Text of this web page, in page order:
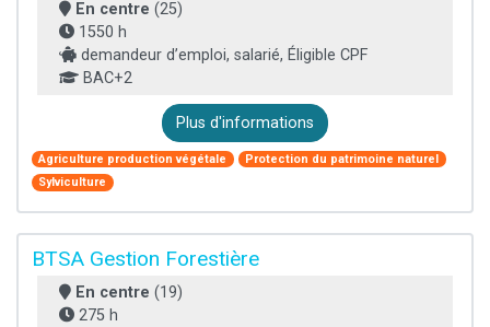
En centre (25)
1550 h
demandeur d’emploi, salarié, Éligible CPF
BAC+2
Plus d'informations
Agriculture production végétale
Protection du patrimoine naturel
Sylviculture
BTSA Gestion Forestière
En centre (19)
275 h